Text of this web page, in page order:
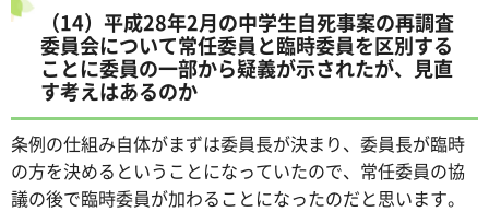
（14）平成28年2月の中学生自死事案の再調査
委員会について常任委員と臨時委員を区別する
ことに委員の一部から疑義が示されたが、見直
す考えはあるのか
条例の仕組み自体がまずは委員長が決まり、委員長が臨時
の方を決めるということになっていたので、常任委員の協
議の後で臨時委員が加わることになったのだと思います。